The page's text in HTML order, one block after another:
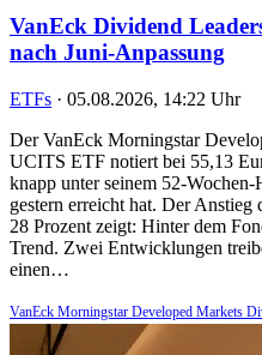
VanEck Dividend
nach Juni-Anpassung
ETFs · 05.08.2026, 14:22 Uhr
Der VanEck Morningstar
UCITS ETF notiert bei 55,13
knapp unter seinem 52-
gestern erreicht hat. Der
28 Prozent zeigt: Hinter dem
Trend. Zwei Entwicklungen
einen…
VanEck Morningstar Developed Markets